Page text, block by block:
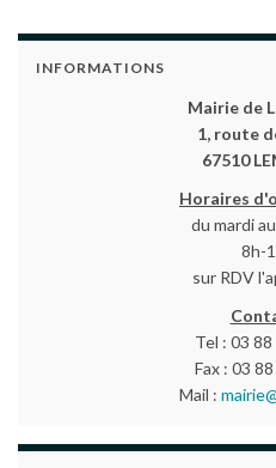
INFORMATIONS
Mairie de
1, route
67510
Horaires
du mardi
8h-
sur RDV
Tel : 03
Fax : 03
Mail :